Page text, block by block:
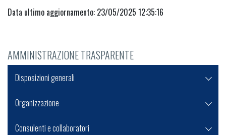
Data ultimo aggiornamento: 23/05/2025 12:35:16
AMMINISTRAZIONE TRASPARENTE
Disposizioni generali
Organizzazione
Consulenti e collaboratori